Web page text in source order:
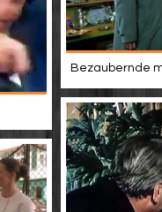
Bezaubernde